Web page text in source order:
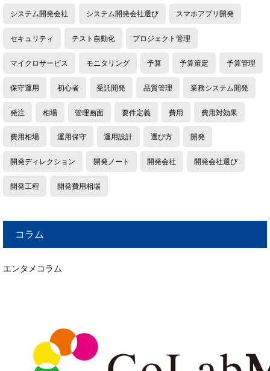
システム開発会社 システム開発会社選び スマホアプリ開発
セキュリティ テスト自動化 プロジェクト管理
マイクロサービス モニタリング 予算 予算策定 予算管理
保守運用 初心者 受託開発 品質管理 業務システム開発
発注 相場 管理画面 要件定義 費用 費用対効果
費用相場 運用保守 運用設計 選び方 開発
開発ディレクション 開発ノート 開発会社 開発会社選び
開発工程 開発費用相場
コラム
エンタメコラム